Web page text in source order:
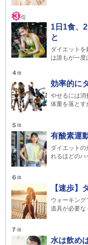
1日1食、
と
ダイエットを
は誰もが一度
効率的に
やせるには消
体重を落とす
有酸素運
ダイエット
れるほどのハ
【速歩】
ウォーキン
道具が必要な
水は飲め